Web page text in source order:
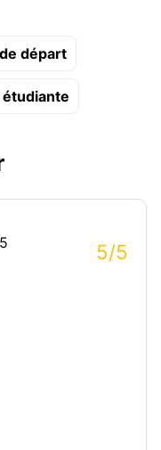
départ
5/5